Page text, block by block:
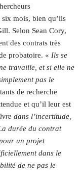
mois, bien qu’ils
Selon Sean Cory,
des contrats très
probatoire. « Ils se
travaille, et si elle ne
pas le
de recherche
et qu’il leur est
dans l’incertitude,
durée du contrat
un projet
dans le
de ne pas le